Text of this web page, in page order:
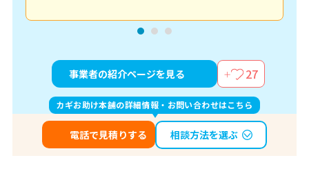
事業者の紹介ページを見る 27
カギお助け本舗の詳細情報・お問い合わせはこちら
電話で見積りする 相談方法を選ぶ